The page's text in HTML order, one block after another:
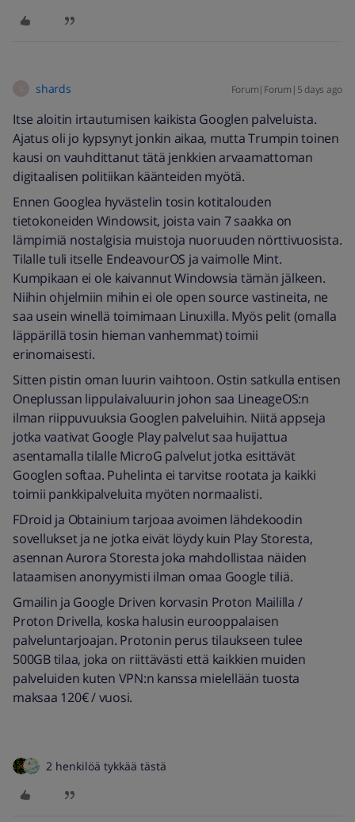
shards Forum|Forum|5 days ago
Itse aloitin irtautumisen kaikista Googlen palveluista.
Ajatus oli jo kypsynyt jonkin aikaa, mutta Trumpin toinen
kausi on vauhdittanut tätä jenkkien arvaamattoman
digitaalisen politiikan käänteiden myötä.
Ennen Googlea hyvästelin tosin kotitalouden
tietokoneiden Windowsit, joista vain 7 saakka on
lämpimiä nostalgisia muistoja nuoruuden nörttivuosista.
Tilalle tuli itselle EndeavourOS ja vaimolle Mint.
Kumpikaan ei ole kaivannut Windowsia tämän jälkeen.
Niihin ohjelmiin mihin ei ole open source vastineita, ne
saa usein winellä toimimaan Linuxilla. Myös pelit (omalla
läppärillä tosin hieman vanhemmat) toimii
erinomaisesti.
Sitten pistin oman luurin vaihtoon. Ostin satkulla entisen
Oneplussan lippulaivaluurin johon saa LineageOS:n
ilman riippuvuuksia Googlen palveluihin. Niitä appseja
jotka vaativat Google Play palvelut saa huijattua
asentamalla tilalle MicroG palvelut jotka esittävät
Googlen softaa. Puhelinta ei tarvitse rootata ja kaikki
toimii pankkipalveluita myöten normaalisti.
FDroid ja Obtainium tarjoaa avoimen lähdekoodin
sovellukset ja ne jotka eivät löydy kuin Play Storesta,
asennan Aurora Storesta joka mahdollistaa näiden
lataamisen anonyymisti ilman omaa Google tiliä.
Gmailin ja Google Driven korvasin Proton Maililla /
Proton Drivella, koska halusin eurooppalaisen
palveluntarjoajan. Protonin perus tilaukseen tulee
500GB tilaa, joka on riittävästi että kaikkien muiden
palveluiden kuten VPN:n kanssa mielellään tuosta
maksaa 120€ / vuosi.
2 henkilöä tykkää tästä